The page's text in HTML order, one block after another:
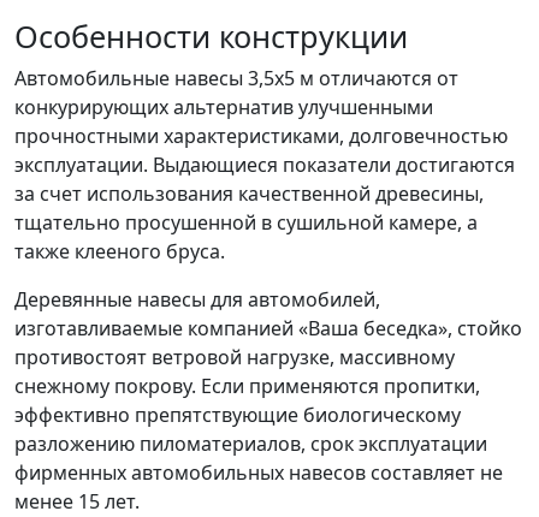
Особенности конструкции
Автомобильные навесы 3,5х5 м отличаются от
конкурирующих альтернатив улучшенными
прочностными характеристиками, долговечностью
эксплуатации. Выдающиеся показатели достигаются
за счет использования качественной древесины,
тщательно просушенной в сушильной камере, а
также клееного бруса.
Деревянные навесы для автомобилей,
изготавливаемые компанией «Ваша беседка», стойко
противостоят ветровой нагрузке, массивному
снежному покрову. Если применяются пропитки,
эффективно препятствующие биологическому
разложению пиломатериалов, срок эксплуатации
фирменных автомобильных навесов составляет не
менее 15 лет.